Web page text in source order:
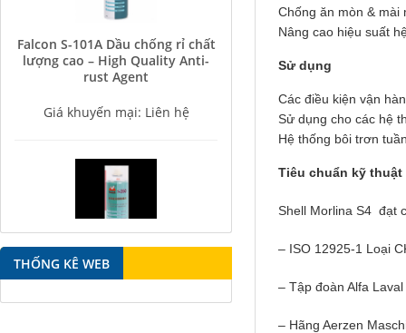
Chống ăn mòn & mài
Nâng cao hiệu suất
Sử dụng
Các điều kiện vận
Sử dụng cho các hệ
Hệ thống bôi trơn
Tiêu chuẩn kỹ thuật
Shell Morlina S4 đạt
– ISO 12925-1 Loại
– Tập đoàn Alfa
– Hãng Aerzen
lượng cao – High Quality Anti-
rust Agent
Falcon S-350 Chất chống gỉ bôi
trơn đa năng – Multipurpose
lubricating antirust agent
THỐNG KÊ WEB